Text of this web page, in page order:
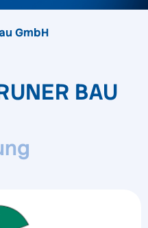
GmbH
BAU